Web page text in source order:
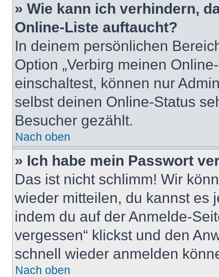
» Wie kann ich verhindern,
Online-Liste auftaucht?
In deinem persönlichen
Option „Verbirg meinen
einschaltest, können nur
selbst deinen Online-Status
Besucher gezählt.
Nach oben
» Ich habe mein Passwort
Das ist nicht schlimm! Wir
wieder mitteilen, du kannst es
indem du auf der Anmelde-
vergessen“ klickst und den
schnell wieder anmelden
Nach oben